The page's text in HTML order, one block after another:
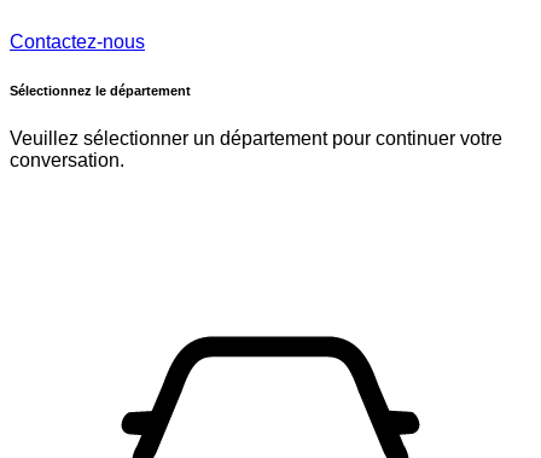
Contactez-nous
Sélectionnez le département
Veuillez sélectionner un département pour continuer votre
conversation.